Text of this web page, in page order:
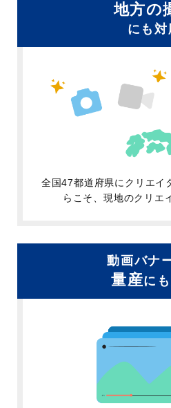
地方の
にも対
全国47都道府県にクリエイ
らこそ、現地のクリエ
動画バナ
量産に